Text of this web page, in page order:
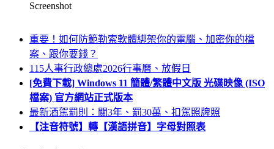
Screenshot
重要！如何防範勒索軟體綁架你的電腦、加密你的檔
案、跟你要錢？
115人事行政總處2026行事曆、放假日
[免費下載] Windows 11 簡體/繁體中文版 光碟映像 (ISO
檔案) 官方網站正式版本
最新酒駕罰則：關3年、罰30萬、扣駕照牌照
【注音符號】轉【漢語拼音】字母對照表